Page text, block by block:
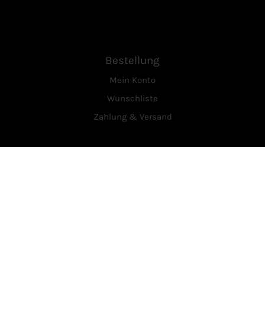
Bestellung
Mein Konto
Wunschliste
Zahlung & Versand